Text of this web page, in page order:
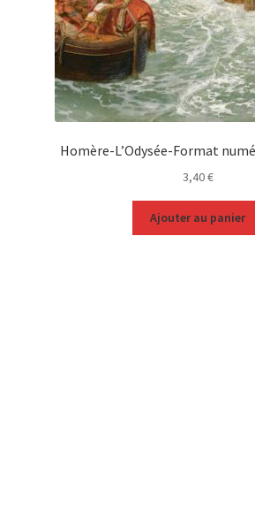
Homère-L’Odysée-Format
3,40€
Ajouter au panier